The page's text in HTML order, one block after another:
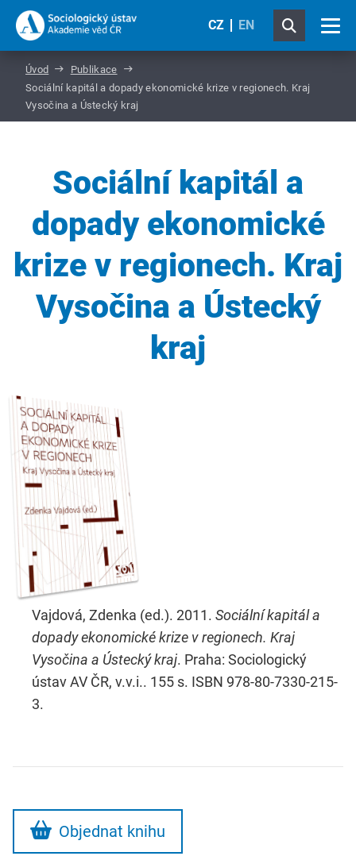
CZ EN
Úvod
Publikace
Sociální kapitál a dopady ekonomické krize v regionech. Kraj
Vysočina a Ústecký kraj
Sociální kapitál a
dopady ekonomické
krize v regionech. Kraj
Vysočina a Ústecký
kraj
Vajdová, Zdenka (ed.). 2011. Sociální kapitál a
dopady ekonomické krize v regionech. Kraj
Vysočina a Ústecký kraj. Praha: Sociologický
ústav AV ČR, v.v.i.. 155 s. ISBN 978-80-7330-215-
3.
Objednat knihu